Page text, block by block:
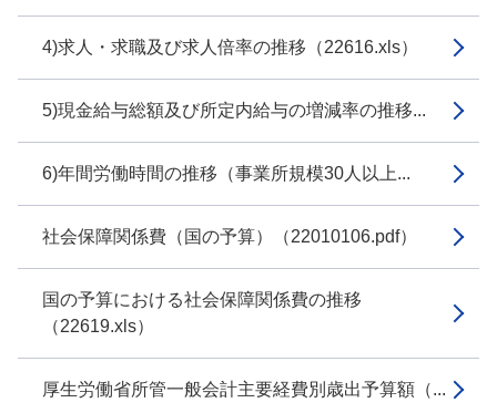
4)求人・求職及び求人倍率の推移（22616.xls）
5)現金給与総額及び所定内給与の増減率の推移...
6)年間労働時間の推移（事業所規模30人以上...
社会保障関係費（国の予算）（22010106.pdf）
国の予算における社会保障関係費の推移
（22619.xls）
厚生労働省所管一般会計主要経費別歳出予算額（...